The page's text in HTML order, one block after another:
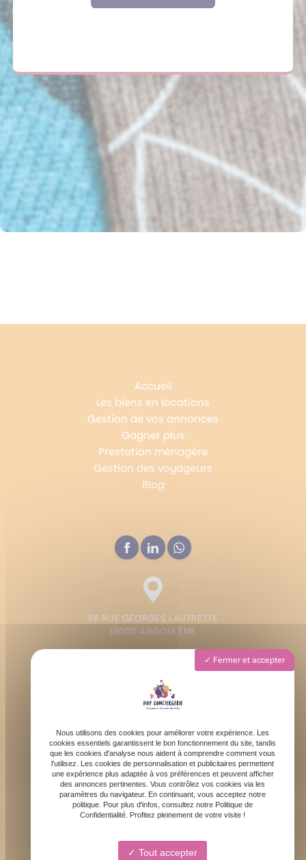
Accueil
Les biens en locations
Gestion de vos annonces
Gagner plus
Prestation ménagère
Gestion des voyageurs
Blog
96 RUE GEORGES LAUTRETTE
16000 ANGOULÊME
Lundi - Vendredi : 9h - 19h
contact@hopconciergerie.fr
Fermer et accepter
Nous utilisons des cookies pour améliorer votre expérience. Les
cookies essentiels garantissent le bon fonctionnement du site, tandis
que les cookies d'analyse nous aident à comprendre comment vous
l'utilisez. Les cookies de personnalisation et publicitaires permettent
une expérience plus adaptée à vos préférences et peuvent afficher
des annonces pertinentes. Vous contrôlez vos cookies via les
paramètres du navigateur. En continuant, vous acceptez notre
politique. Pour plus d'infos, consultez notre Politique de
Confidentialité. Profitez pleinement de votre visite !
Tout accepter